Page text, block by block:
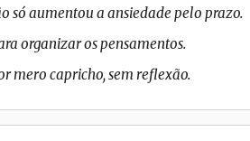
só aumentou a ansiedade pelo prazo.
organizar os pensamentos.
mero capricho, sem reflexão.